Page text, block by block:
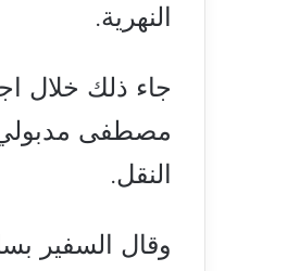
النهرية.
جاء ذلك خلال
مصطفى
النقل.
وقال السفير